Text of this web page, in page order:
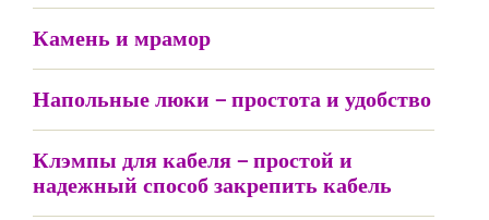
Камень и мрамор
Напольные люки – простота и удобство
Клэмпы для кабеля – простой и
надежный способ закрепить кабель